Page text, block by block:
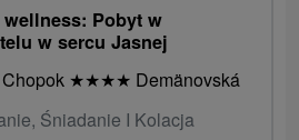
Pobyt w
w sercu Jasnej
★★★★ Demänovská
Śniadanie I Kolacja